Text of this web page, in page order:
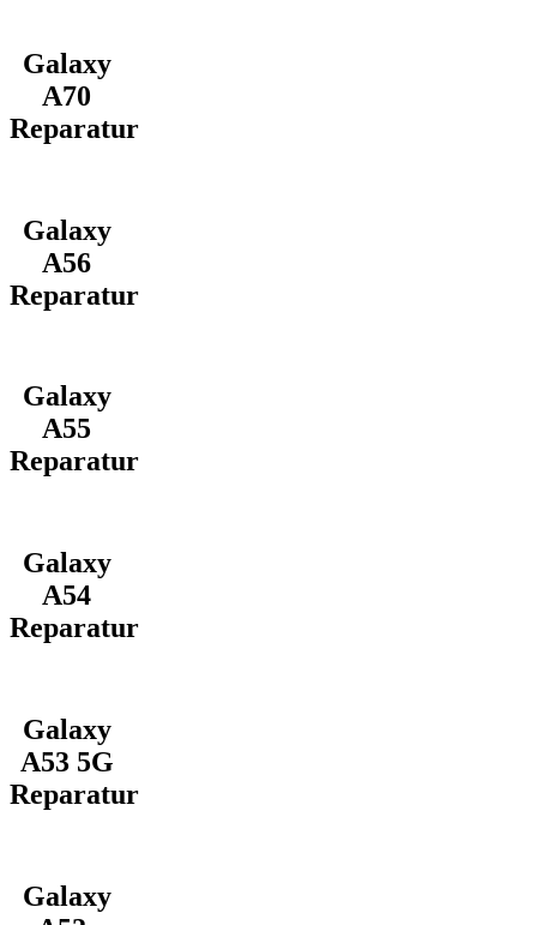
Galaxy
A70
Reparatur
Galaxy
A56
Reparatur
Galaxy
A55
Reparatur
Galaxy
A54
Reparatur
Galaxy
A53 5G
Reparatur
Galaxy